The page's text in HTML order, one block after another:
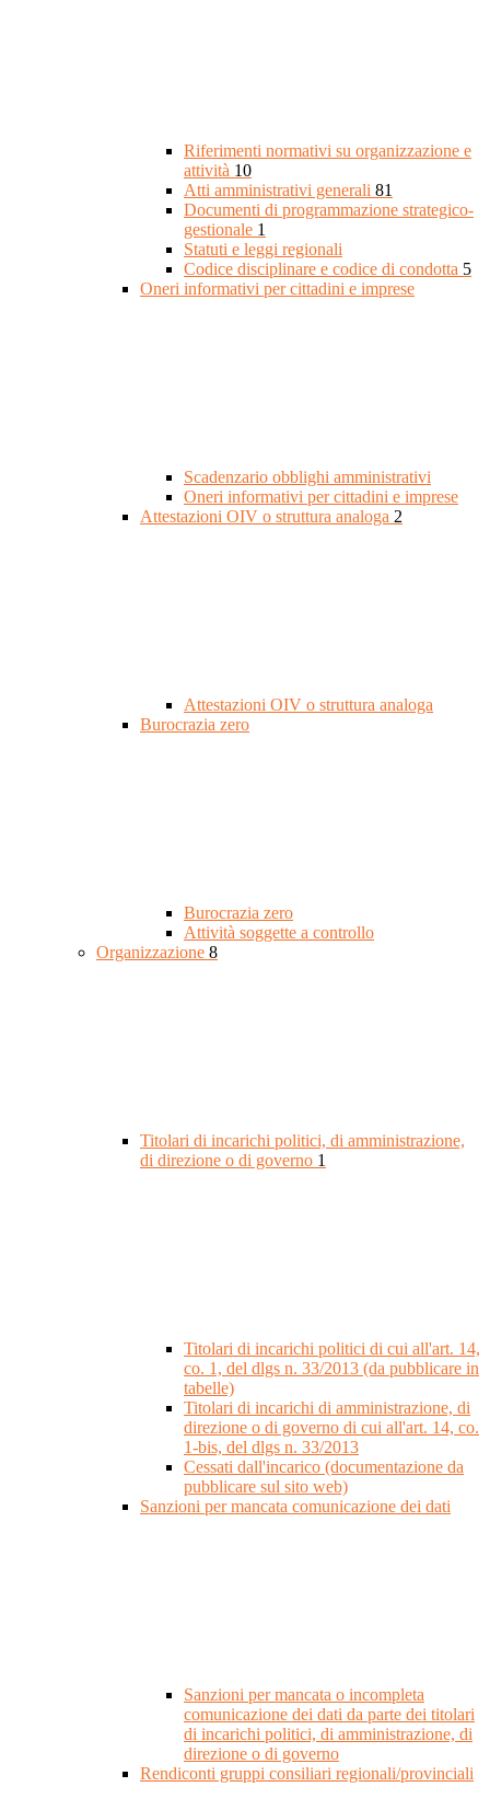
Riferimenti normativi su organizzazione e
attività 10
Atti amministrativi generali 81
Documenti di programmazione strategico-
gestionale 1
Statuti e leggi regionali
Codice disciplinare e codice di condotta 5
Oneri informativi per cittadini e imprese
Scadenzario obblighi amministrativi
Oneri informativi per cittadini e imprese
Attestazioni OIV o struttura analoga 2
Attestazioni OIV o struttura analoga
Burocrazia zero
Burocrazia zero
Attività soggette a controllo
Organizzazione 8
Titolari di incarichi politici, di amministrazione,
di direzione o di governo 1
Titolari di incarichi politici di cui all'art. 14,
co. 1, del dlgs n. 33/2013 (da pubblicare in
tabelle)
Titolari di incarichi di amministrazione, di
direzione o di governo di cui all'art. 14, co.
1-bis, del dlgs n. 33/2013
Cessati dall'incarico (documentazione da
pubblicare sul sito web)
Sanzioni per mancata comunicazione dei dati
Sanzioni per mancata o incompleta
comunicazione dei dati da parte dei titolari
di incarichi politici, di amministrazione, di
direzione o di governo
Rendiconti gruppi consiliari regionali/provinciali